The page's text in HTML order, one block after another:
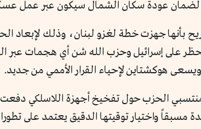
لضمان عودة سكان الشمال سيكون عبر عمل
بأنها جهزت خطة لغزو لبنان، وذلك لإبعاد
الأمريكية. ووفقاً للقرار الأممي «1701» الصادر عام 2006، يحظر على
هوكشتاين لإحياء القرار الأممي من جديد.
الحزب حول تفخيخ أجهزة اللاسلكي دفعت
واختيار توقيتها الدقيق يعتمد على